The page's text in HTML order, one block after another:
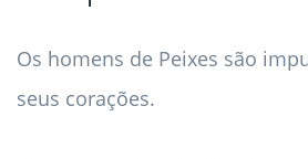
Os homens de Peixes são
seus corações.